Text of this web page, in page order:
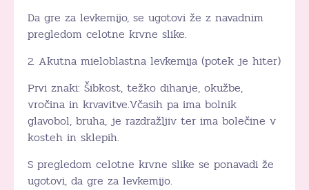
Da gre za levkemijo, se ugotovi že z navadnim
pregledom celotne krvne slike.
2. Akutna mieloblastna levkemija (potek je hiter)
Prvi znaki: Šibkost, težko dihanje, okužbe,
vročina in krvavitve.Včasih pa ima bolnik
glavobol, bruha, je razdražljiv ter ima bolečine v
kosteh in sklepih.
S pregledom celotne krvne slike se ponavadi že
ugotovi, da gre za levkemijo.